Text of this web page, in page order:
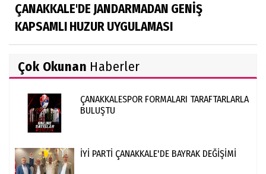
ÇANAKKALE'DE JANDARMADAN GENİŞ
KAPSAMLI HUZUR UYGULAMASI
Çok Okunan Haberler
ÇANAKKALESPOR FORMALARI TARAFTARLARLA
BULUŞTU
İYİ PARTİ ÇANAKKALE'DE BAYRAK DEĞİŞİMİ